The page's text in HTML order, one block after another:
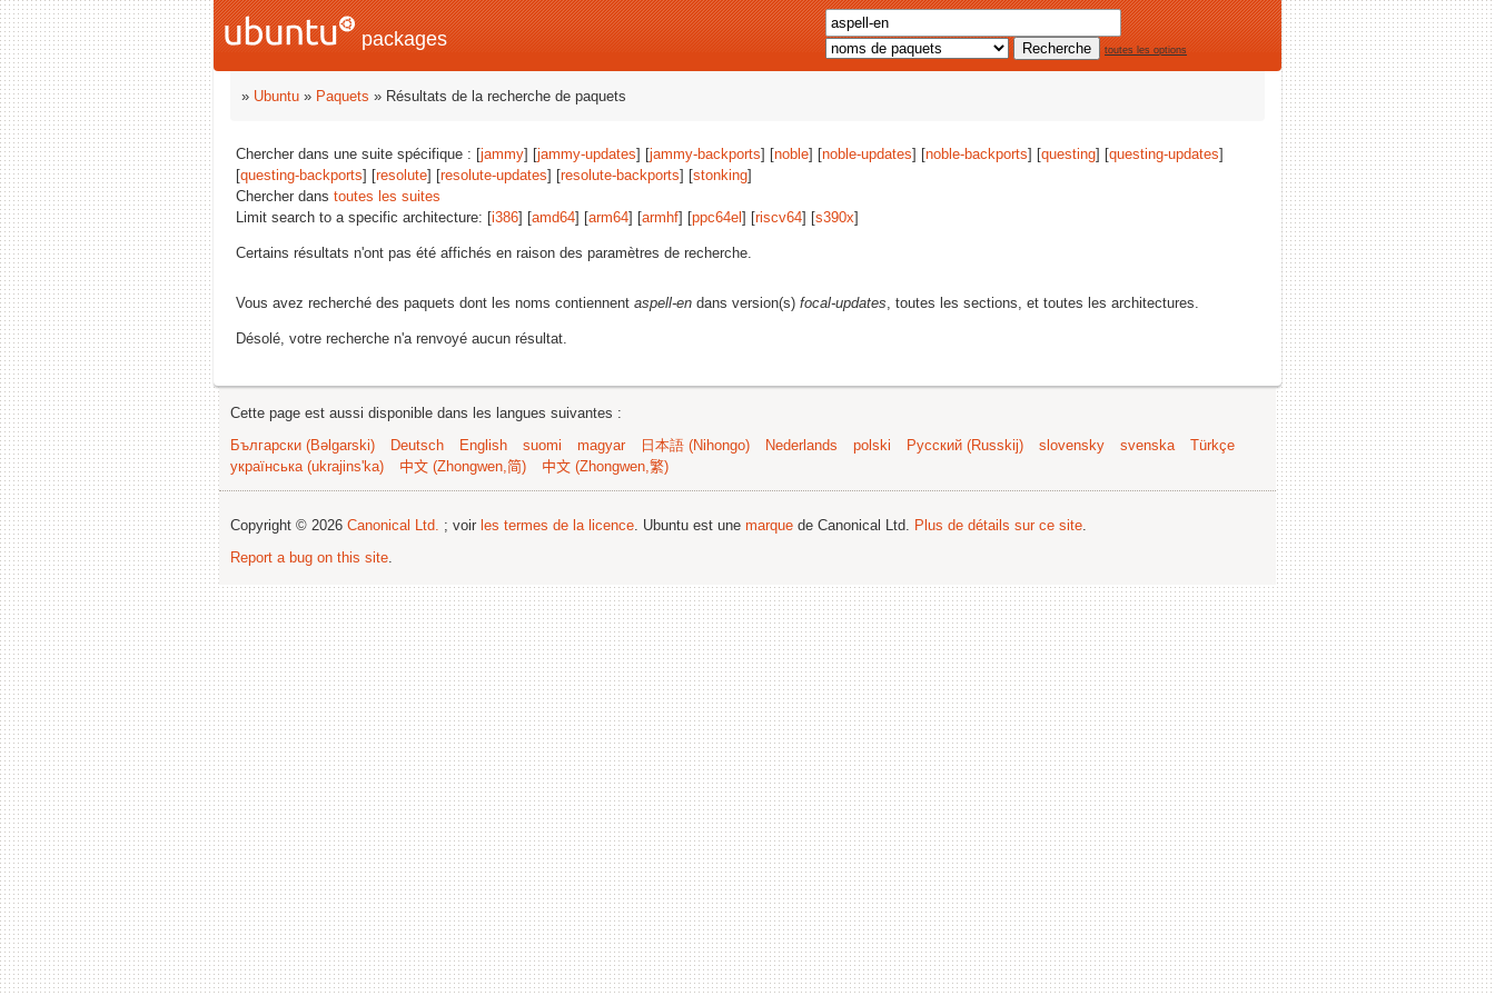
packages toutes les options
» Ubuntu » Paquets » Résultats de la recherche de paquets
Chercher dans une suite spécifique : [jammy] [jammy-updates] [jammy-backports] [noble] [noble-updates] [noble-backports] [questing] [questing-updates]
[questing-backports] [resolute] [resolute-updates] [resolute-backports] [stonking]
Chercher dans toutes les suites
Limit search to a specific architecture: [i386] [amd64] [arm64] [armhf] [ppc64el ] [riscv64] [s390x]
Certains résultats n'ont pas été affichés en raison des paramètres de recherche.
Vous avez recherché des paquets dont les noms contiennent aspell-en dans version(s) focal-updates, toutes les sections, et toutes les architectures.
Désolé, votre recherche n'a renvoyé aucun résultat.
Cette page est aussi disponible dans les langues suivantes :
Български (Bəlgarski)
Deutsch English suomi magyar 日本語 (Nihongo) Nederlands polski Русский (Russkij) slovensky svenska
Türkçe
українська (ukrajins'ka)
中文 (Zhongwen,简) 中文 (Zhongwen,繁)
Copyright © 2026 Canonical Ltd. ; voir les termes de la licence. Ubuntu est une marque de Canonical Ltd. Plus de détails sur ce site.
Report a bug on this site.